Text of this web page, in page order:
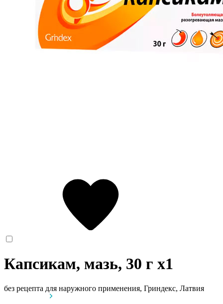
Капсикам, мазь, 30 г x1
без рецепта для наружного применения, Гриндекс, Латвия